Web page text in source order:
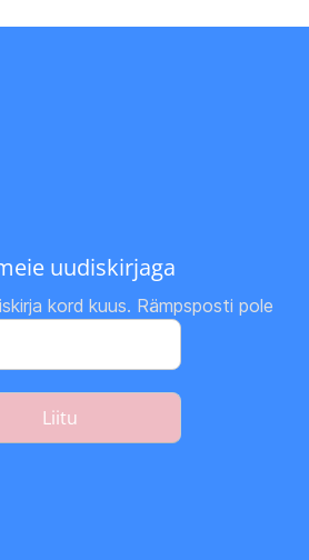
uudiskirjaga
kord kuus. Rämpsposti pole
Liitu